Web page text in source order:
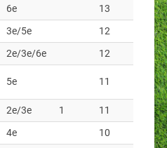
6e
13
3e/5e
12
2e/3e/6e 12
5e 11
2e/3e 1
11
4e
10